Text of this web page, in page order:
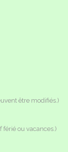
être modifiés.)
férié ou vacances.)